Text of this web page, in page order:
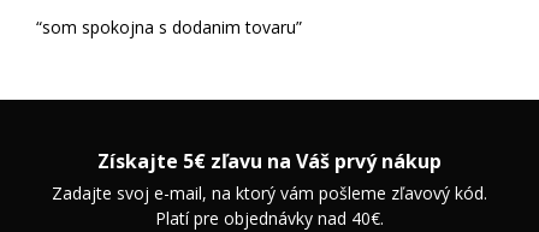
som spokojna s dodanim tovaru
Získajte 5€ zľavu na Váš prvý nákup
Zadajte svoj e-mail, na ktorý vám pošleme zľavový kód.
Platí pre objednávky nad 40€.